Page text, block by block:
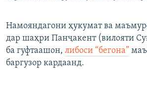
Намояндагони ҳукумат ва
дар шаҳри Панҷакент (вилояти
ба гуфтаашон, либоси “бегона”
баргузор кардаанд.